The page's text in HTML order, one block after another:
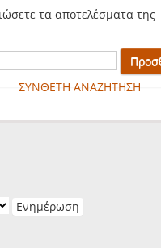
τα αποτελέσματα της
ΣΥΝΘΕΤΗ ΑΝΑΖΗΤΗΣΗ